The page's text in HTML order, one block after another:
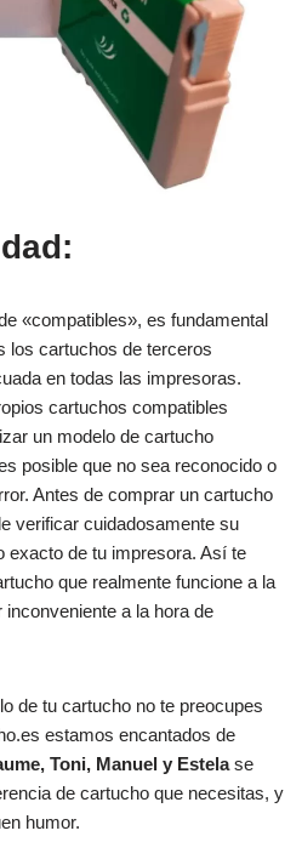
«compatibles», es fundamental
los cartuchos de terceros
en todas las impresoras.
cartuchos compatibles
un modelo de cartucho
posible que no sea reconocido o
Antes de comprar un cartucho
verificar cuidadosamente su
exacto de tu impresora. Así te
que realmente funcione a la
a la hora de
de tu cartucho no te preocupes
estamos encantados de
Toni, Manuel y Estelase
de cartucho que necesitas, y
humor.